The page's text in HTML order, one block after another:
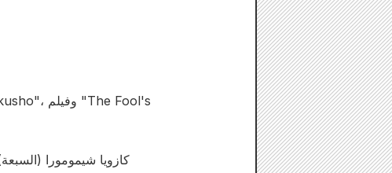
كازويا شيمومورا